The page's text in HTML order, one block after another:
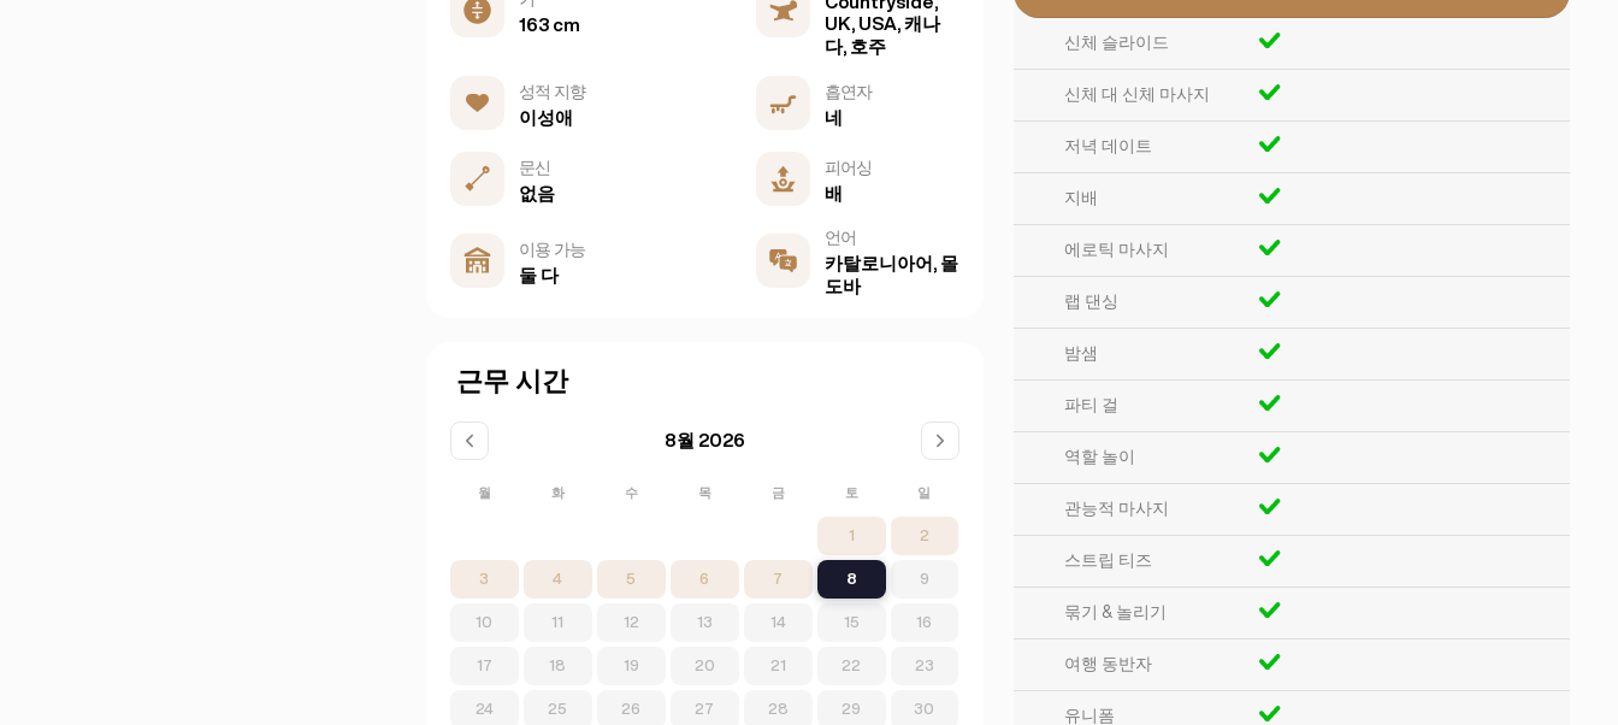
163 cm
UK, USA, 캐나
다, 호주
성적 지향
이성애
흡연자
네
문신
없음
피어싱
배
이용 가능
둘 다
언어
카탈로니아어, 몰
도바
근무 시간
8월 2026
월 화 수 목 금 토 일
1 2
3 4 5 6 7 8 9
10 11 12 13 14 15 16
17 18 19 20 21 22 23
24 25 26 27 28 29 30
신체 슬라이드
신체 대 신체 마사지
저녁 데이트
지배
에로틱 마사지
랩 댄싱
밤샘
파티 걸
역할 놀이
관능적 마사지
스트립 티즈
묶기 & 놀리기
여행 동반자
유니폼